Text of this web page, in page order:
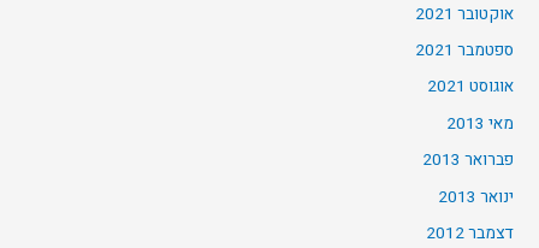
אוקטובר 2021
ספטמבר 2021
אוגוסט 2021
מאי 2013
פברואר 2013
ינואר 2013
דצמבר 2012